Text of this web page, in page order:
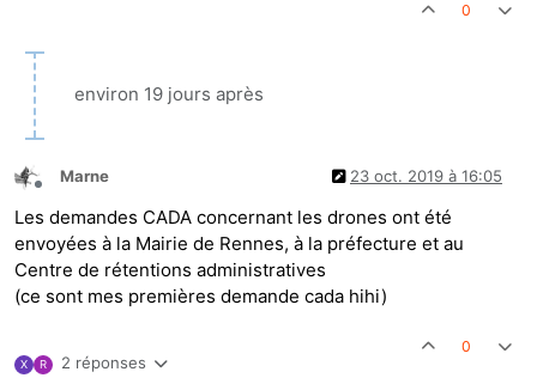
0
environ 19 jours après
Hors-ligne
Marne 23 oct. 2019 à 16:05
Les demandes CADA concernant les drones ont été
envoyées à la Mairie de Rennes, à la préfecture et au
Centre de rétentions administratives
(ce sont mes premières demande cada hihi)
X R 2 réponses
0